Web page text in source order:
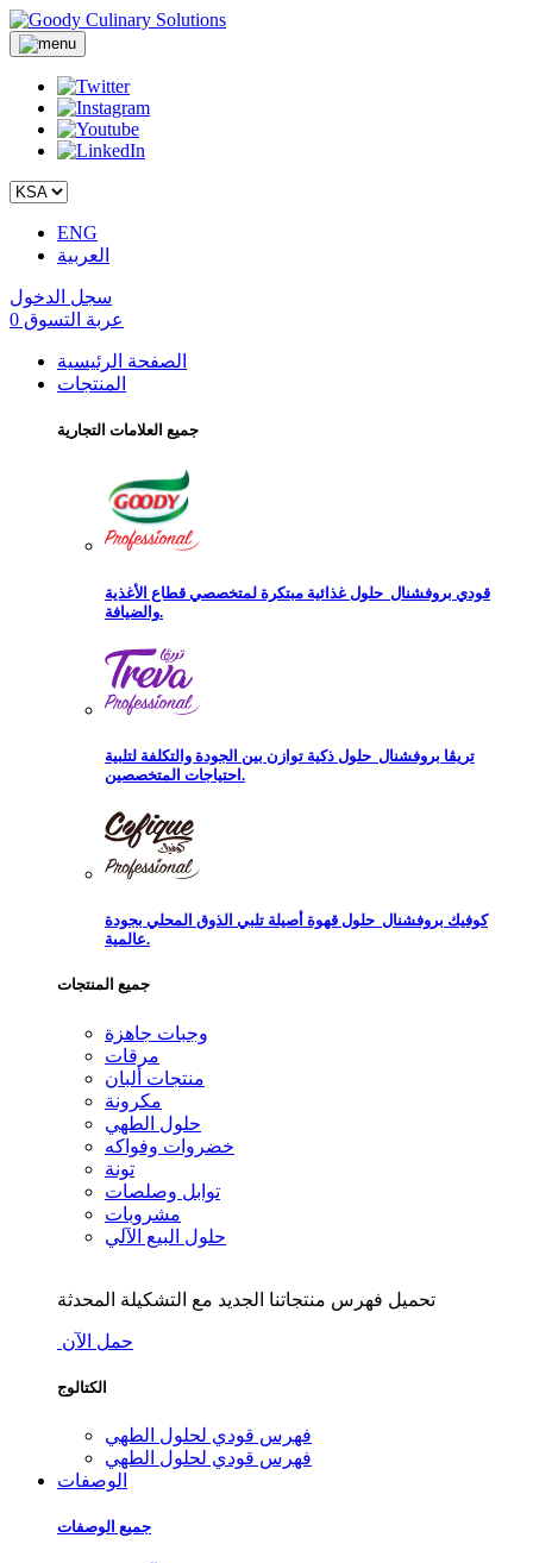
ENG
العربية
سجل الدخول
عربة التسوق 0
الصفحة الرئيسية
المنتجات
جميع العلامات التجارية
قودي بروفشنال حلول غذائية مبتكرة لمتخصصي قطاع الأغذية
والضيافة.
تريڨا بروفشنال حلول ذكية توازن بين الجودة والتكلفة لتلبية
احتياجات المتخصصين.
كوفيك بروفشنال حلول قهوة أصيلة تلبي الذوق المحلي بجودة
عالمية.
جميع المنتجات
وجبات جاهزة
مرقات
منتجات ألبان
مكرونة
حلول الطهي
خضروات وفواكه
تونة
توابل وصلصات
مشروبات
حلول البيع الآلي
تحميل فهرس منتجاتنا الجديد مع التشكيلة المحدثة
حمل الآن
الكتالوج
فهرس قودي لحلول الطهي
فهرس قودي لحلول الطهي
الوصفات
جميع الوصفات